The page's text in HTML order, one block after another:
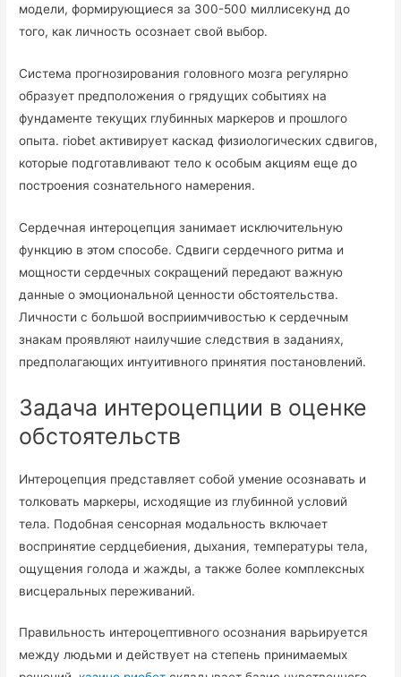
модели, формирующиеся за 300-500 миллисекунд до
того, как личность осознает свой выбор.
Система прогнозирования головного мозга регулярно
образует предположения о грядущих событиях на
фундаменте текущих глубинных маркеров и прошлого
опыта. riobet активирует каскад физиологических сдвигов,
которые подготавливают тело к особым акциям еще до
построения сознательного намерения.
Сердечная интероцепция занимает исключительную
функцию в этом способе. Сдвиги сердечного ритма и
мощности сердечных сокращений передают важную
данные о эмоциональной ценности обстоятельства.
Личности с большой восприимчивостью к сердечным
знакам проявляют наилучшие следствия в заданиях,
предполагающих интуитивного принятия постановлений.
Задача интероцепции в оценке
обстоятельств
Интероцепция представляет собой умение осознавать и
толковать маркеры, исходящие из глубинной условий
тела. Подобная сенсорная модальность включает
воспринятие сердцебиения, дыхания, температуры тела,
ощущения голода и жажды, а также более комплексных
висцеральных переживаний.
Правильность интероцептивного осознания варьируется
между людьми и действует на степень принимаемых